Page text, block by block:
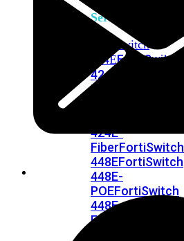
Series
FortiSwitch
424EFortiSwitch
424E-
POE
424E-
FiberFortiSwitch
448EFortiSwitch
448E-
POEFortiSwitch
448E-
FPOE